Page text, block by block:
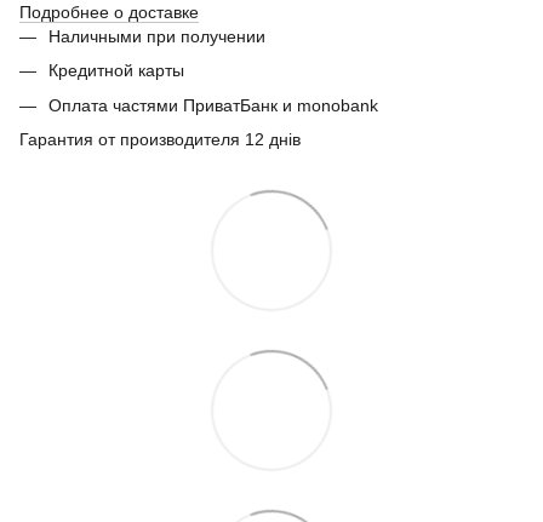
Подробнее о доставке
Наличными при получении
Кредитной карты
Оплата частями ПриватБанк и monobank
Гарантия от производителя 12 днів